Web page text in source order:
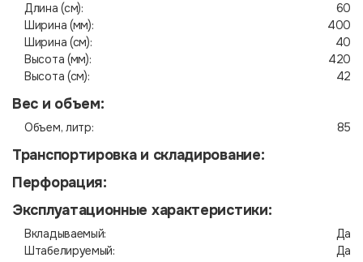
Длина (см):
60
Ширина (мм):
400
Ширина (см):
40
Высота (мм):
420
Высота (см):
42
Вес и объем:
Объем, литр: 85
Транспортировка и складирование:
Перфорация:
Эксплуатационные характеристики:
Вкладываемый:
Да
Штабелируемый:
Да